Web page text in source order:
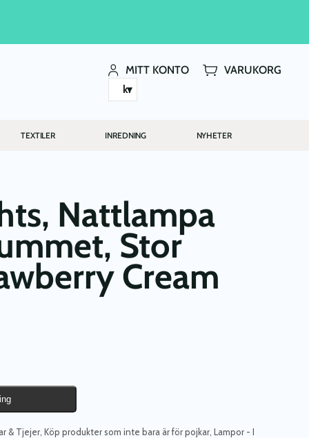
MITT KONTO
VARUKORG
kr
TEXTILER INREDNING NYHETER
Nattlampa
Stor
Cream
& Tjejer Köp produkter som inte bara är för pojkar Lampor - I